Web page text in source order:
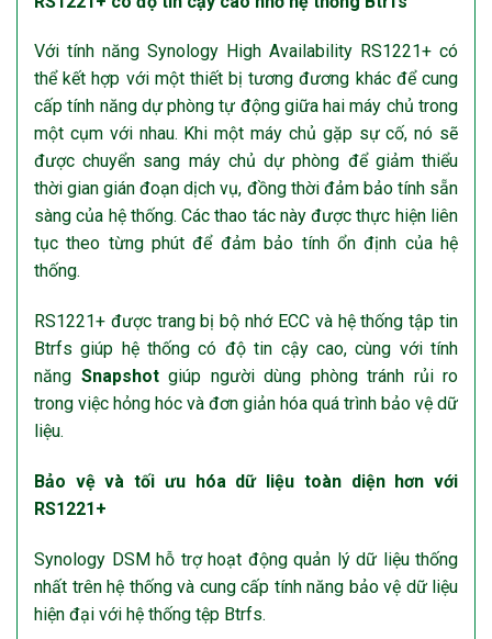
Với tính năng Synology High Availability RS1221+ có
thể kết hợp với một thiết bị tương đương khác để cung
cấp tính năng dự phòng tự động giữa hai máy chủ trong
một cụm với nhau. Khi một máy chủ gặp sự cố, nó sẽ
được chuyển sang máy chủ dự phòng để giảm thiểu
thời gian gián đoạn dịch vụ, đồng thời đảm bảo tính sẵn
sàng của hệ thống. Các thao tác này được thực hiện liên
tục theo từng phút để đảm bảo tính ổn định của hệ
thống.
RS1221+ được trang bị bộ nhớ ECC và hệ thống tập tin
Btrfs giúp hệ thống có độ tin cậy cao, cùng với tính
năng Snapshotgiúp người dùng phòng tránh rủi ro
trong việc hỏng hóc và đơn giản hóa quá trình bảo vệ dữ
liệu.
Bảo vệ và tối ưu hóa dữ liệu toàn diện hơn với
RS1221+
Synology DSM hỗ trợ hoạt động quản lý dữ liệu thống
nhất trên hệ thống và cung cấp tính năng bảo vệ dữ liệu
hiện đại với hệ thống tệp Btrfs.